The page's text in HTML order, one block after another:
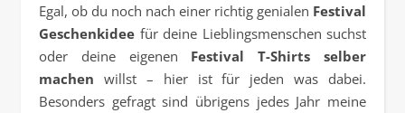
Egal, ob du noch nach einer richtig genialen Festival
Geschenkidee für deine Lieblingsmenschen suchst
oder deine eigenen Festival T-Shirts selber
machen willst – hier ist für jeden was dabei.
Besonders gefragt sind übrigens jedes Jahr meine